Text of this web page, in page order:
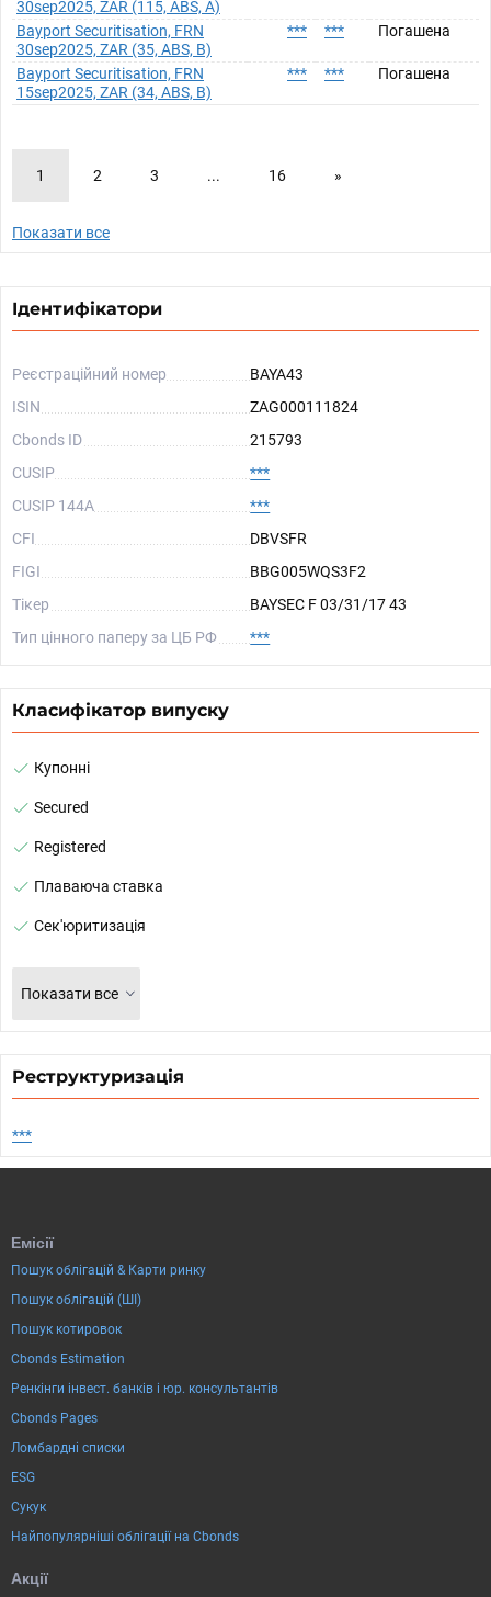
30sep2025, ZAR (115, ABS, A)
Bayport Securitisation, FRN
30sep2025, ZAR (35, ABS, B)
*** *** Погашена
Bayport Securitisation, FRN
15sep2025, ZAR (34, ABS, B)
*** *** Погашена
1 2 3 ... 16 »
Показати все
Ідентифікатори
Реєстраційний номер
BAYA43
ISIN
ZAG000111824
Cbonds ID
215793
CUSIP
***
CUSIP 144A
***
CFI
DBVSFR
FIGI
BBG005WQS3F2
Тікер
BAYSEC F 03/31/17 43
Тип цінного паперу за ЦБ РФ
***
Класифікатор випуску
Купонні
Secured
Registered
Плаваюча ставка
Сек'юритизація
Показати все
Реструктуризація
***
Емісії
Пошук облігацій & Карти ринку
Пошук облігацій (ШІ)
Пошук котировок
Cbonds Estimation
Ренкінги інвест. банків і юр. консультантів
Cbonds Pages
Ломбардні списки
ESG
Сукук
Найпопулярніші облігації на Cbonds
Акції